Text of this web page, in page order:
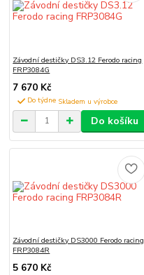
Závodní destičky DS3.12 Ferodo racing
FRP3084G
7 670 Kč
Do týdne
Do košíku
Závodní destičky DS3000 Ferodo racing
FRP3084R
5 670 Kč